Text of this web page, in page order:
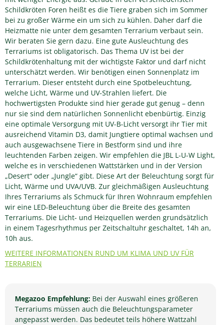
Schildkröten Foren heißt es die Tiere graben sich im Sommer
bei zu großer Wärme ein um sich zu kühlen. Daher darf die
Heizmatte nie unter dem gesamten Terrarium verbaut sein.
Wir beraten Sie gern dazu. Eine gute Ausleuchtung des
Terrariums ist obligatorisch. Das Thema UV ist bei der
Schildkrötenhaltung mit der wichtigste Faktor und darf nicht
unterschätzt werden. Wir benötigen einen Sonnenplatz im
Terrarium. Dieser entsteht durch eine Spotbeleuchtung,
welche Licht, Wärme und UV-Strahlen liefert. Die
hochwertigsten Produkte sind hier gerade gut genug – denn
nur sie sind dem natürlichen Sonnenlicht ebenbürtig. Einzig
eine optimale Versorgung mit UV-B-Licht versorgt ihr Tier mit
ausreichend Vitamin D3, damit Jungtiere optimal wachsen und
auch ausgewachsene Tiere in Bestform sind und ihre
leuchtenden Farben zeigen. Wir empfehlen die JBL L-U-W Light,
welche es in verschiedenen Wattstärken und in der Version
„Desert“ oder „Jungle“ gibt. Diese Art der Beleuchtung sorgt für
Licht, Wärme und UVA/UVB. Zur gleichmäßigen Ausleuchtung
Ihres Terrariums als Schmuck für Ihren Wohnraum empfehlen
wir eine LED-Beleuchtung über die Breite des gesamten
Terrariums. Die Licht- und Heizquellen werden grundsätzlich
in einem Tagesrhythmus per Zeitschaltuhr geschaltet, 14h an,
10h aus.
WEITERE INFORMATIONEN RUND UM KLIMA UND UV FÜR
TERRARIEN
Megazoo Empfehlung: Bei der Auswahl eines größeren
Terrariums müssen auch die Beleuchtungsparameter
angepasst werden. Das bedeutet teils höhere Wattzahl